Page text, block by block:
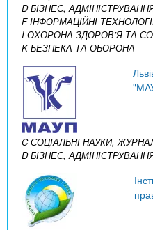
D БІЗНЕС,
F ІНФОРМАЦІЙНІ
I ОХОРОНА ЗДОРОВ’Я ТА
K БЕЗПЕКА ТА ОБОРОНА
C СОЦІАЛЬНІ НАУКИ,
D БІЗНЕС,